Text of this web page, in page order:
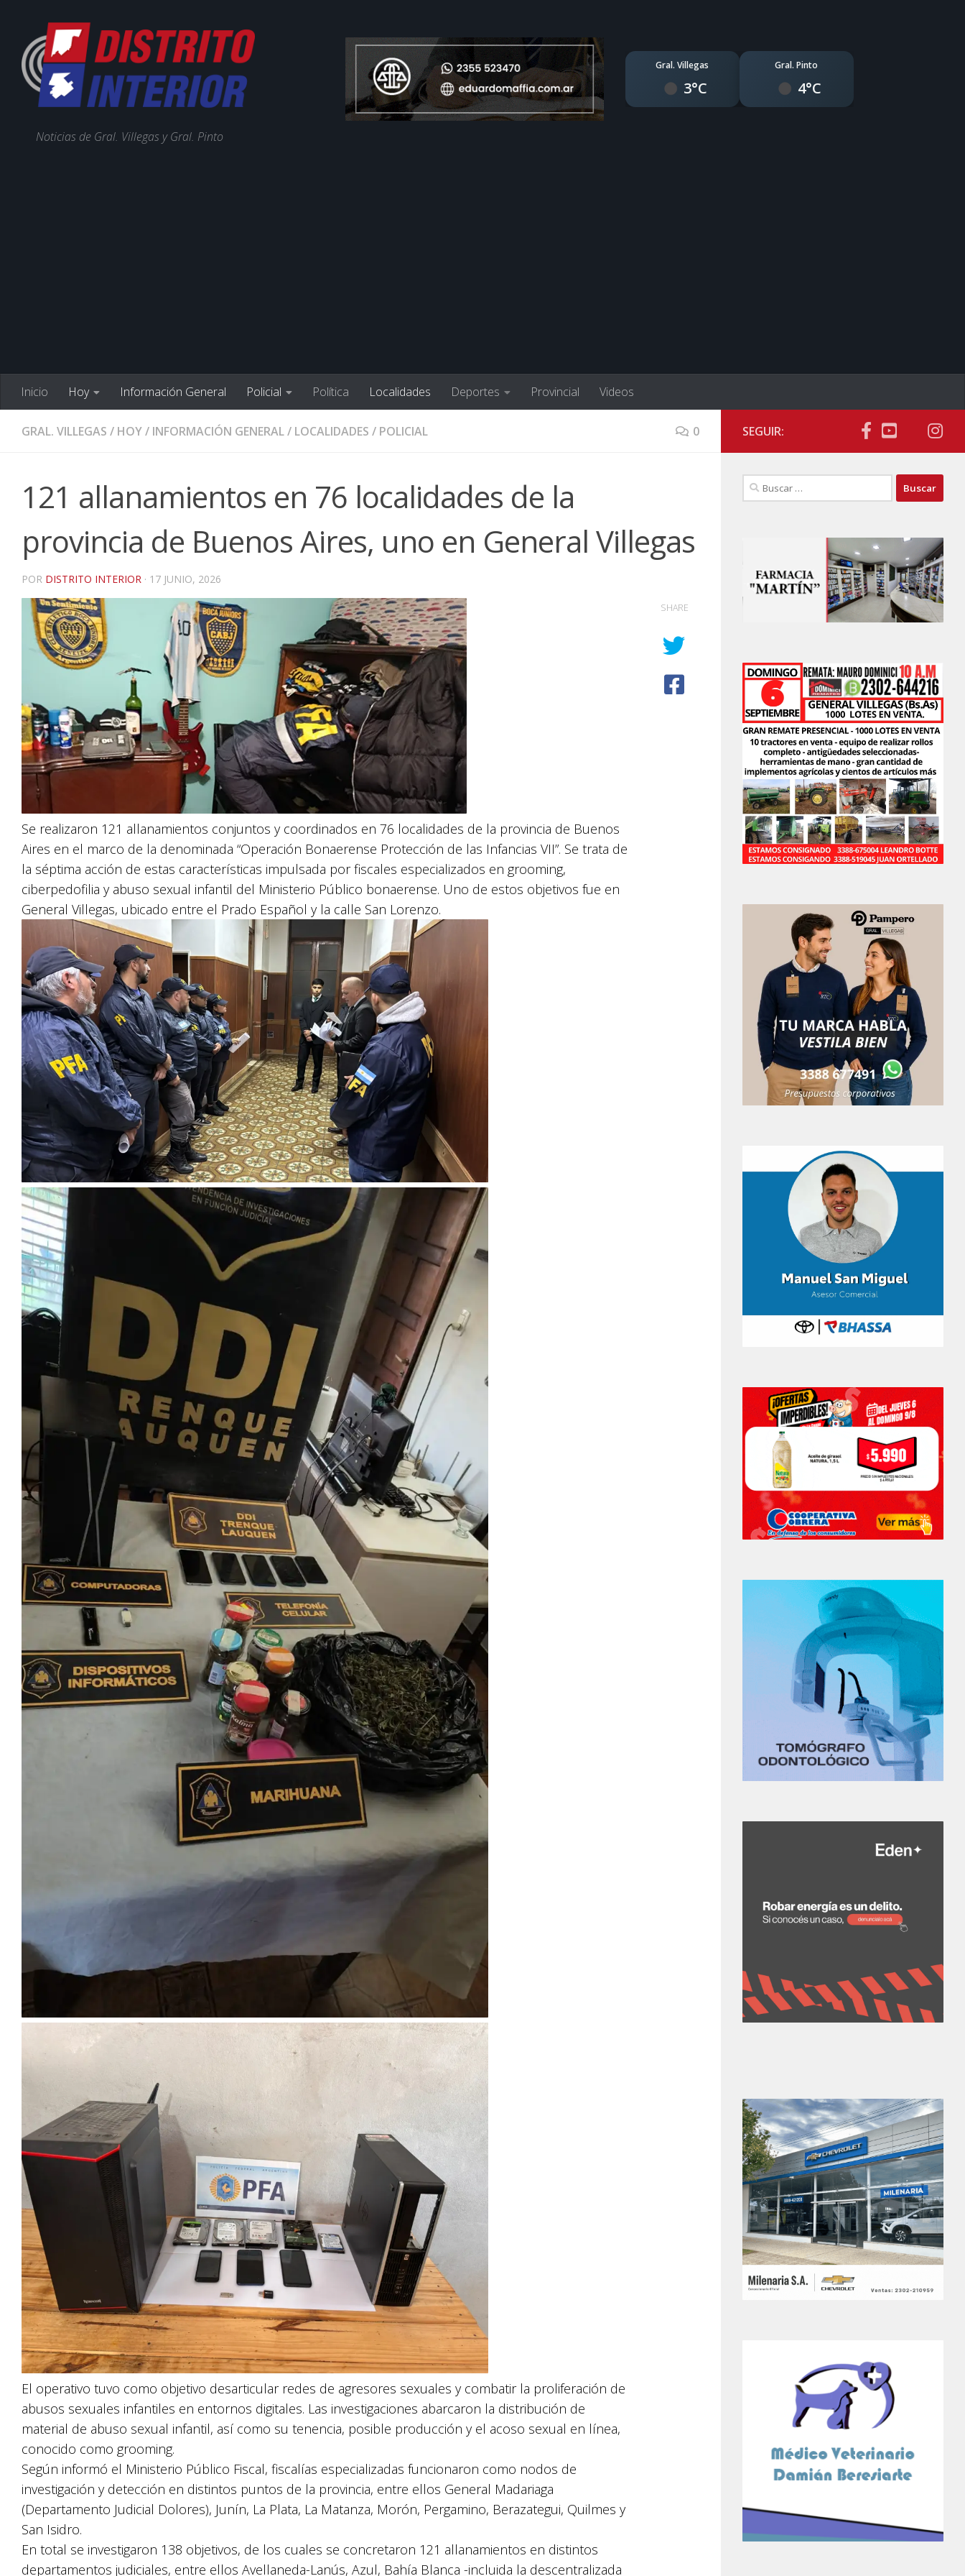
Noticias de Gral. Villegas y Gral. Pinto
Gral. Villegas
3°C
Gral. Pinto
4°C
Inicio Hoy Información General Policial Política Localidades Deportes Provincial Videos
GRAL. VILLEGAS / HOY/ INFORMACIÓN GENERAL/ LOCALIDADES / POLICIAL 0
121 allanamientos en 76 localidades de la
provincia de Buenos Aires, uno en General Villegas
POR DISTRITO INTERIOR · 17 JUNIO, 2026
Se realizaron 121 allanamientos conjuntos y coordinados en 76 localidades de la provincia de Buenos
Aires en el marco de la denominada “Operación Bonaerense Protección de las Infancias VII”. Se trata de
la séptima acción de estas características impulsada por fiscales especializados en grooming,
ciberpedofilia y abuso sexual infantil del Ministerio Público bonaerense. Uno de estos objetivos fue en
General Villegas, ubicado entre el Prado Español y la calle San Lorenzo.
El operativo tuvo como objetivo desarticular redes de agresores sexuales y combatir la proliferación de
abusos sexuales infantiles en entornos digitales. Las investigaciones abarcaron la distribución de
material de abuso sexual infantil, así como su tenencia, posible producción y el acoso sexual en línea,
conocido como grooming.
Según informó el Ministerio Público Fiscal, fiscalías especializadas funcionaron como nodos de
investigación y detección en distintos puntos de la provincia, entre ellos General Madariaga
(Departamento Judicial Dolores), Junín, La Plata, La Matanza, Morón, Pergamino, Berazategui, Quilmes y
San Isidro.
En total se investigaron 138 objetivos, de los cuales se concretaron 121 allanamientos en distintos
departamentos judiciales, entre ellos Avellaneda-Lanús, Azul, Bahía Blanca -incluida la descentralizada
SHARE
SEGUIR:
Buscar: